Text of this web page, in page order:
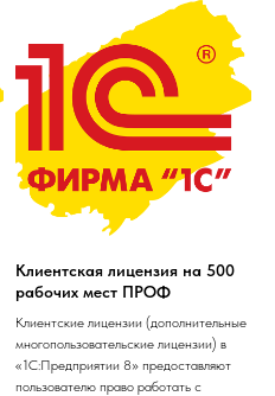
Клиентская лицензия на 500
рабочих мест ПРОФ
Клиентские лицензии (дополнительные
многопользовательские лицензии) в
«1С:Предприятии 8» предоставляют
пользователю право работать с